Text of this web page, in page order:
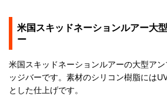
米国スキッドネーションルアー大
ー
米国スキッドネーションルアーの大型ア
ッジバーです。素材のシリコン樹脂には
とした仕上げです。